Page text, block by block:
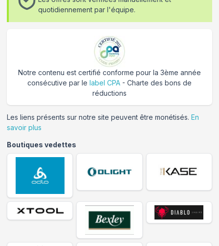
quotidiennement par l'équipe.
Notre contenu est certifié conforme pour la 3ème année
consécutive par le label CPA - Charte des bons de
réductions
Les liens présents sur notre site peuvent être monétisés. En
savoir plus
Boutiques vedettes